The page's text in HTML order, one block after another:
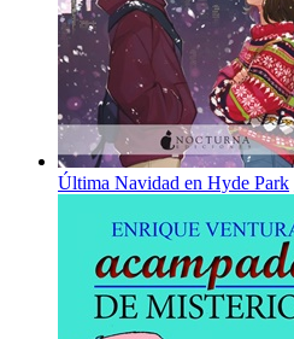
Última Navidad en Hyde Park